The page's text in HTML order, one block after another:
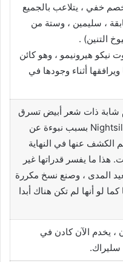
خفي ، يتلاعب بالجميع
، سليمين ، وستة من
نيكو هيرونيمو ، وهو كائن
أثناء وجودها في
شابة ذات شعر أبيض تسرق
اللوتس من Nightsilver Woods بسبب نبوءة عن
الكشف عنها في النهاية
هذا ما يفسر قدراتها غير
المدى ، وصنع نسخ مكررة
لو أنها لم تكن هناك أبدا
، يخدم الآن كادن في
سليراك.